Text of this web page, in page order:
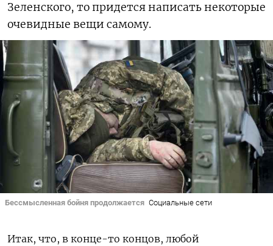
Зеленского, то придется написать некоторые
очевидные вещи самому.
Бессмысленная бойня продолжается Социальные сети
Итак, что, в конце-то концов, любой